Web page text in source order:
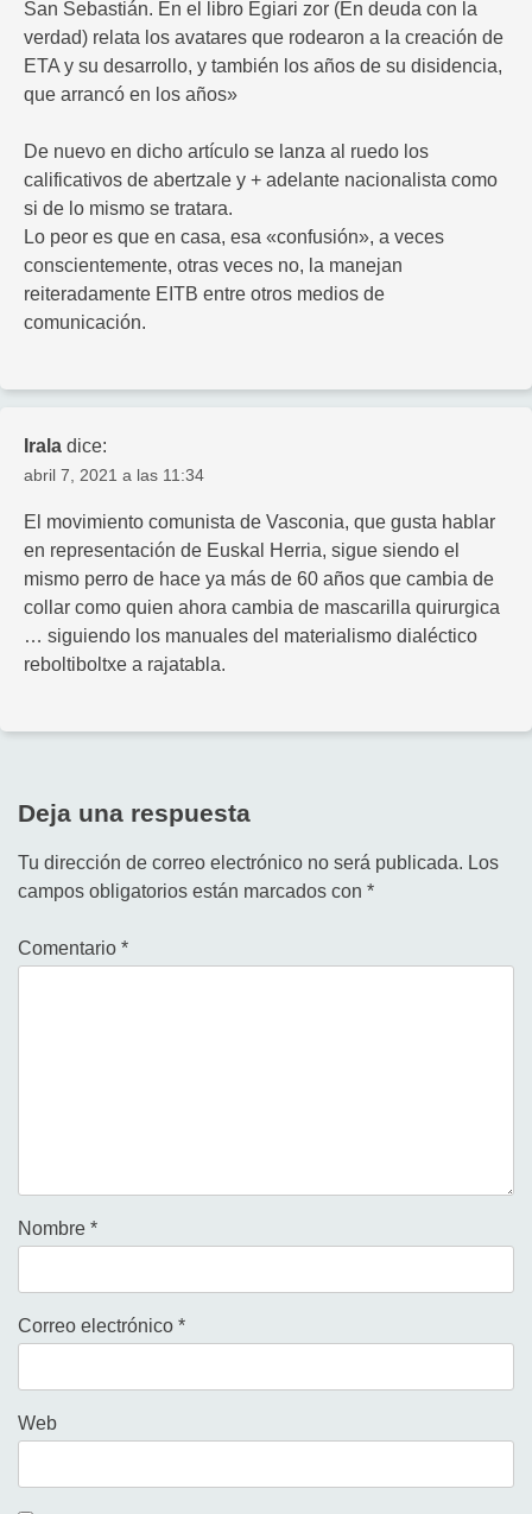
San Sebastián. En el libro Egiari zor (En deuda con la
verdad) relata los avatares que rodearon a la creación de
ETA y su desarrollo, y también los años de su disidencia,
que arrancó en los años»
De nuevo en dicho artículo se lanza al ruedo los
calificativos de abertzale y + adelante nacionalista como
si de lo mismo se tratara.
Lo peor es que en casa, esa «confusión», a veces
conscientemente, otras veces no, la manejan
reiteradamente EITB entre otros medios de
comunicación.
Irala dice:
abril 7, 2021 a las 11:34
El movimiento comunista de Vasconia, que gusta hablar
en representación de Euskal Herria, sigue siendo el
mismo perro de hace ya más de 60 años que cambia de
collar como quien ahora cambia de mascarilla quirurgica
… siguiendo los manuales del materialismo dialéctico
reboltiboltxe a rajatabla.
Deja una respuesta
Tu dirección de correo electrónico no será publicada. Los
campos obligatorios están marcados con *
Comentario *
Nombre *
Correo electrónico *
Web